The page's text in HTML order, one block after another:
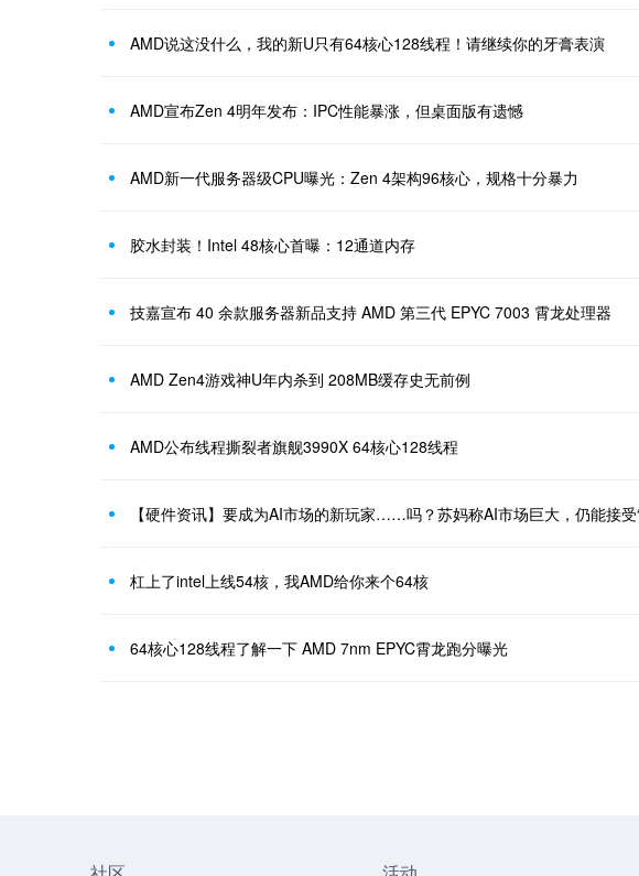
AMD说这没什么，我的新U只有64核心128线程！请继续你的牙膏表演
AMD宣布Zen 4明年发布：IPC性能暴涨，但桌面版有遗憾
AMD新一代服务器级CPU曝光：Zen 4架构96核心，规格十分暴力
胶水封装！Intel 48核心首曝：12通道内存
技嘉宣布 40 余款服务器新品支持 AMD 第三代 EPYC 7003 霄龙处理器
AMD Zen4游戏神U年内杀到 208MB缓存史无前例
AMD公布线程撕裂者旗舰3990X 64核心128线程
杠上了intel上线54核，我AMD给你来个64核
64核心128线程了解一下 AMD 7nm EPYC霄龙跑分曝光